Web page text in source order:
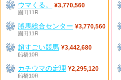
ウマくる。
¥3,770,560
園田11R
勝馬総合センター ¥3,770,560
園田11R
超すごい競馬 ¥3,442,680
船橋10R
カチウマの定理 ¥2,295,120
船橋10R